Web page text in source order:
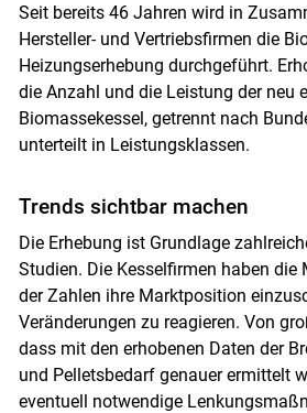
Seit bereits 46 Jahren wird in
Hersteller- und Vertriebsfirmen die
Heizungserhebung durchgeführt.
die Anzahl und die Leistung der neu
Biomassekessel, getrennt nach
unterteilt in Leistungsklassen.
Trends sichtbar machen
Die Erhebung ist Grundlage
Studien. Die Kesselfirmen haben die
der Zahlen ihre Marktposition
Veränderungen zu reagieren. Von
dass mit den erhobenen Daten der
und Pelletsbedarf genauer ermittelt
eventuell notwendige